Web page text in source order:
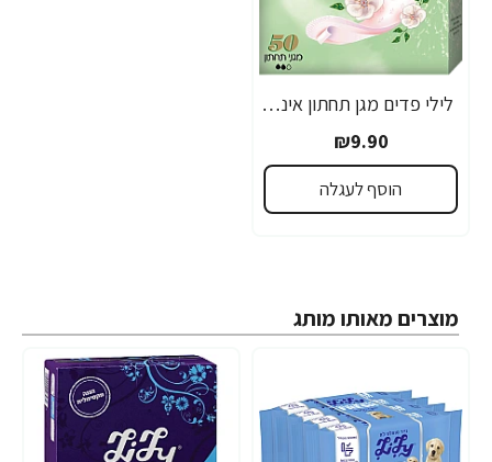
לילי פדים מגן תחתון אינטרלוד - 50 פדיות
₪9.90
הוסף לעגלה
מוצרים מאותו מותג